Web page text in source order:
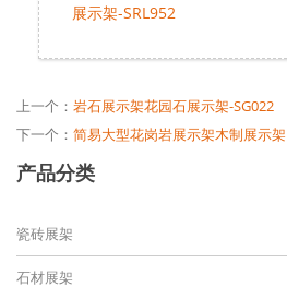
展示架-SRL952
上一个： 岩石展示架花园石展示架-SG022
下一个： 简易大型花岗岩展示架木制展示架
产品分类
瓷砖展架
石材展架